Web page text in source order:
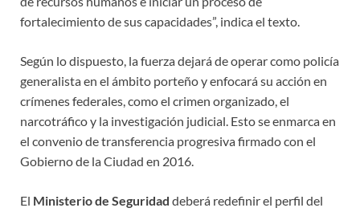
fortalecimiento de sus capacidades”, indica el texto.
Según lo dispuesto, la fuerza dejará de operar como policía
generalista en el ámbito porteño y enfocará su acción en
crímenes federales, como el crimen organizado, el
narcotráfico y la investigación judicial. Esto se enmarca en
el convenio de transferencia progresiva firmado con el
Gobierno de la Ciudad en 2016.
El Ministerio de Seguridad deberá redefinir el perfil del